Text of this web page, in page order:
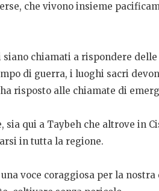
che vivono insieme
chiamati a rispondere
di guerra, i luoghi sacri
risposto alle chiamate di
qui a Taybeh che altrove in
in tutta la regione.
voce coraggiosa per la nostra